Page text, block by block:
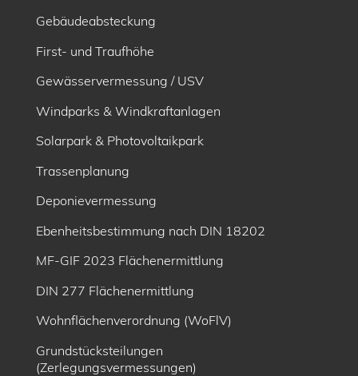
Gebäudeabsteckung
First- und Traufhöhe
Gewässervermessung / USV
Windparks & Windkraftanlagen
Solarpark & Photovoltaikpark
Trassenplanung
Deponievermessung
Ebenheitsbe­stimmung nach DIN 18202
MF-GIF 2023 Flächenermittlung
DIN 277 Flächenermittlung
Wohnflächenverordnung (WoFlV)
Grundstücksteilungen
(Zerlegungsvermessungen)